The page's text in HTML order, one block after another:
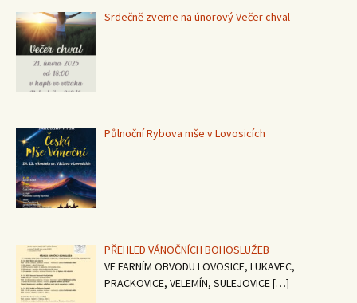
Srdečně zveme na únorový Večer chval
Půlnoční Rybova mše v Lovosicích
PŘEHLED VÁNOČNÍCH BOHOSLUŽEB
VE FARNÍM OBVODU LOVOSICE, LUKAVEC,
PRACKOVICE, VELEMÍN, SULEJOVICE[…]